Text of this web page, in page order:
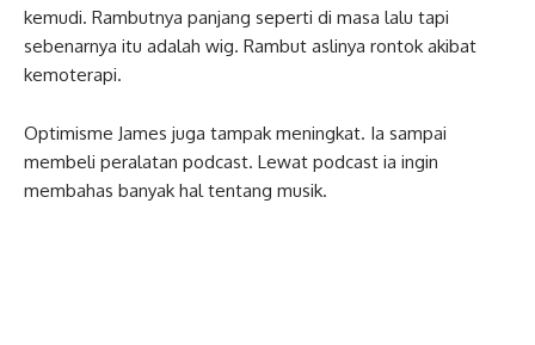
kemudi. Rambutnya panjang seperti di masa lalu tapi
sebenarnya itu adalah wig. Rambut aslinya rontok akibat
kemoterapi.
Optimisme James juga tampak meningkat. Ia sampai
membeli peralatan podcast. Lewat podcast ia ingin
membahas banyak hal tentang musik.